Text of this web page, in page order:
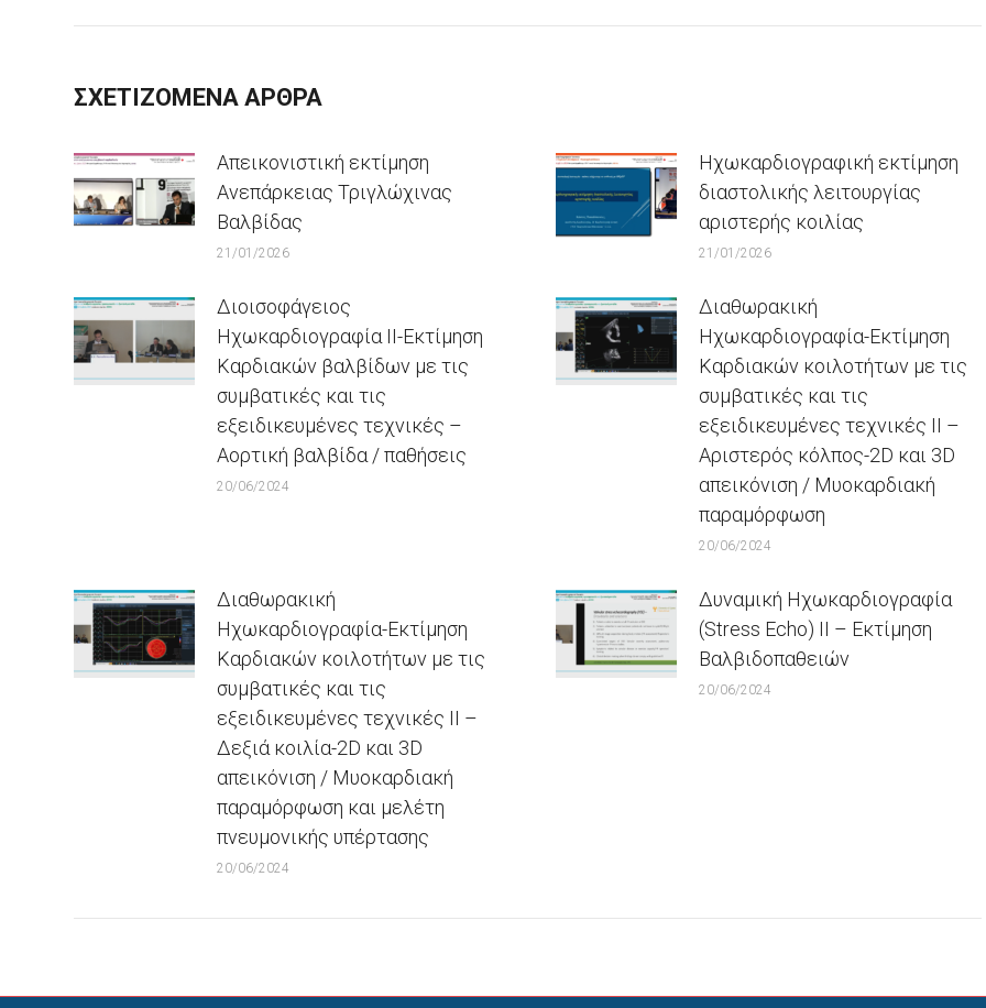
ΣΧΕΤΙΖΟΜΕΝΑ ΑΡΘΡΑ
Απεικονιστική εκτίμηση
Ανεπάρκειας Τριγλώχινας
Βαλβίδας
21/01/2026
Ηχωκαρδιογραφική εκτίμηση
διαστολικής λειτουργίας
αριστερής κοιλίας
21/01/2026
Διοισοφάγειος
Ηχωκαρδιογραφία ΙΙ-Εκτίμηση
Καρδιακών βαλβίδων με τις
συμβατικές και τις
εξειδικευμένες τεχνικές –
Αορτική βαλβίδα / παθήσεις
20/06/2024
Διαθωρακική
Ηχωκαρδιογραφία-Εκτίμηση
Καρδιακών κοιλοτήτων με τις
συμβατικές και τις
εξειδικευμένες τεχνικές ΙΙ –
Αριστερός κόλπος-2D και 3D
απεικόνιση / Μυοκαρδιακή
παραμόρφωση
20/06/2024
Διαθωρακική
Ηχωκαρδιογραφία-Εκτίμηση
Καρδιακών κοιλοτήτων με τις
συμβατικές και τις
εξειδικευμένες τεχνικές ΙΙ –
Δεξιά κοιλία-2D και 3D
απεικόνιση / Μυοκαρδιακή
παραμόρφωση και μελέτη
πνευμονικής υπέρτασης
20/06/2024
Δυναμική Ηχωκαρδιογραφία
(Stress Echo) ΙΙ – Εκτίμηση
Βαλβιδοπαθειών
20/06/2024